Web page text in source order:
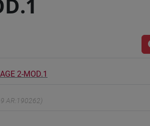
2-MOD.1
AR:190262)